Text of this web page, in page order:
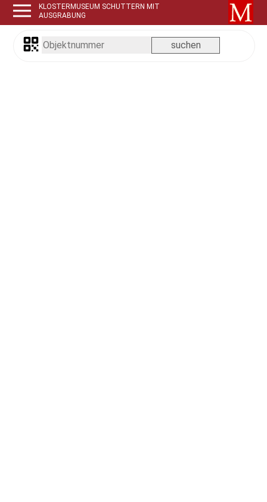
KLOSTERMUSEUM SCHUTTERN MIT
AUSGRABUNG